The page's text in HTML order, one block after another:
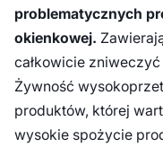
problematycznych
okienkowej.
całkowicie
Żywność
produktów, której
wysokie spożycie